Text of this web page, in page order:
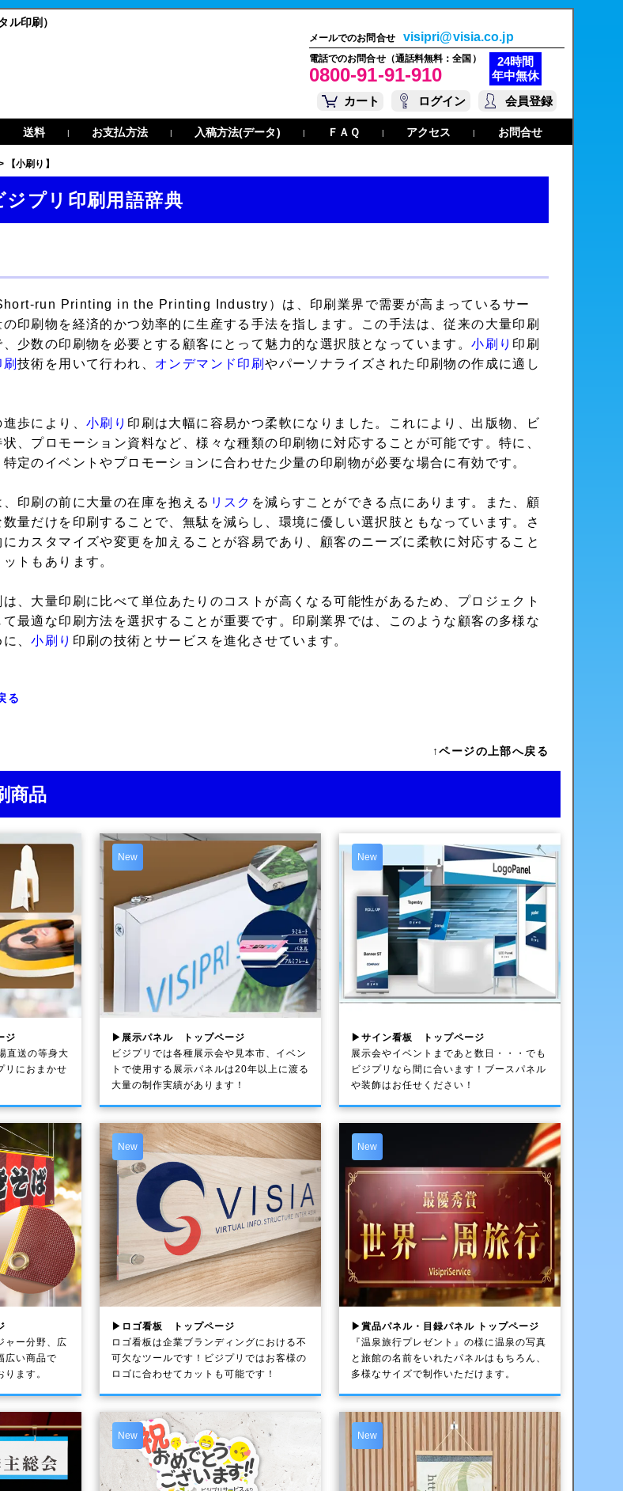
ル印刷）
メールでのお問合せ visipri@visia.co.jp
電話でのお問合せ（通話料無料：全国）
0800-91-91-910
24時間
年中無休
カート
ログイン 会員登録
送料 | お支払方法 | 入稿方法(データ) | ＦＡＱ | アクセス | お問合せ
【小刷り】
ジプリ印刷用語辞典
run Printing in the Printing Industry）は、印刷業界で需要が高まっているサー
印刷物を経済的かつ効率的に生産する手法を指します。この手法は、従来の大量印刷
少数の印刷物を必要とする顧客にとって魅力的な選択肢となっています。小刷り 印刷
刷技術を用いて行われ、 オンデマンド印刷やパーソナライズされた印刷物の作成に適し
進歩により、小刷り 印刷は大幅に容易かつ柔軟になりました。これにより、出版物、ビ
、プロモーション資料など、様々な種類の印刷物に対応することが可能です。特に、
定のイベントやプロモーションに合わせた少量の印刷物が必要な場合に有効です。
印刷の前に大量の在庫を抱える リスク を減らすことができる点にあります。また、顧
量だけを印刷することで、無駄を減らし、環境に優しい選択肢ともなっています。さ
カスタマイズや変更を加えることが容易であり、顧客のニーズに柔軟に対応すること
トもあります。
は、大量印刷に比べて単位あたりのコストが高くなる可能性があるため、プロジェクト
最適な印刷方法を選択することが重要です。印刷業界では、このような顧客の多様な
に、小刷り 印刷の技術とサービスを進化させています。
る
↑ページの上部へ戻る
商品
ジ
直送の等身大
リ におまかせ
New
▶展示パネル トップページ
ビジプリでは各種展示会や見本市、イベン
トで使用する展示パネルは20年以上に渡る
大量の制作実績があります！
New
▶サイン看板 トップページ
展示会やイベントまであと数日・・・でも
ビジプリなら間に合います！ブースパネル
や装飾はお任せください！
ャー分野、広
広い商品で
ます。
New
▶ロゴ看板 トップページ
ロゴ看板は企業ブランディングにおける不
可欠なツールです！ビジプリではお客様の
ロゴに合わせてカットも可能です！
New
▶賞品パネル・目録パネル トップページ
『温泉旅行プレゼント』の様に温泉の写真
と旅館の名前をいれたパネルはもちろん、
多様なサイズで制作いただけます。
New New